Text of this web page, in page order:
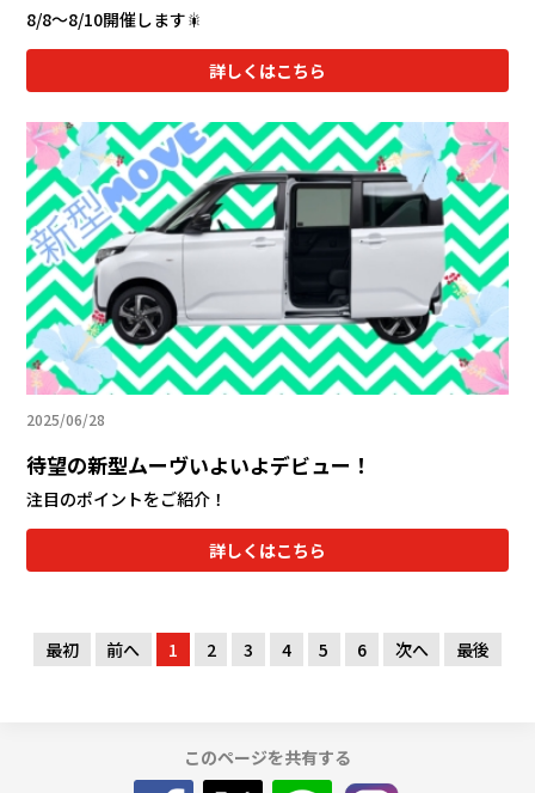
8/8～8/10開催します🎇
詳しくはこちら
2025/06/28
待望の新型ムーヴいよいよデビュー！
注目のポイントをご紹介！
詳しくはこちら
最初 前へ 1 2 3 4 5 6 次へ 最後
このページを共有する